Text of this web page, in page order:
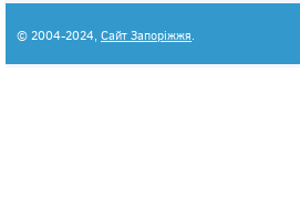
© 2004-2024, Сайт Запоріжжя.